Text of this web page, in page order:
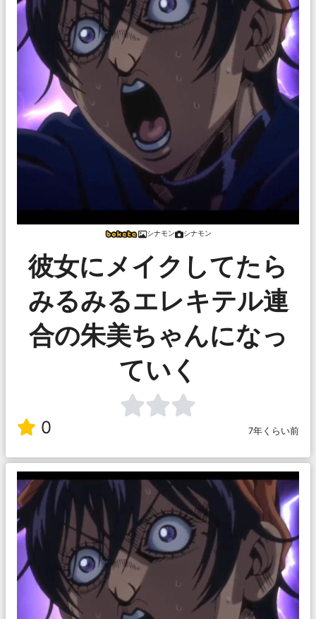
シナモン シナモン
彼女にメイクしてたら
みるみるエレキテル連
合の朱美ちゃんになっ
ていく
0 7年くらい前